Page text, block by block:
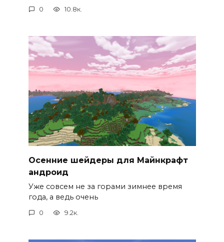
0 10.8к.
Осенние шейдеры для Майнкрафт
андроид
Уже совсем не за горами зимнее время
года, а ведь очень
0 9.2к.